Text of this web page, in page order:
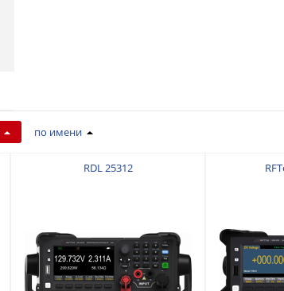
по имени
RDL 25312